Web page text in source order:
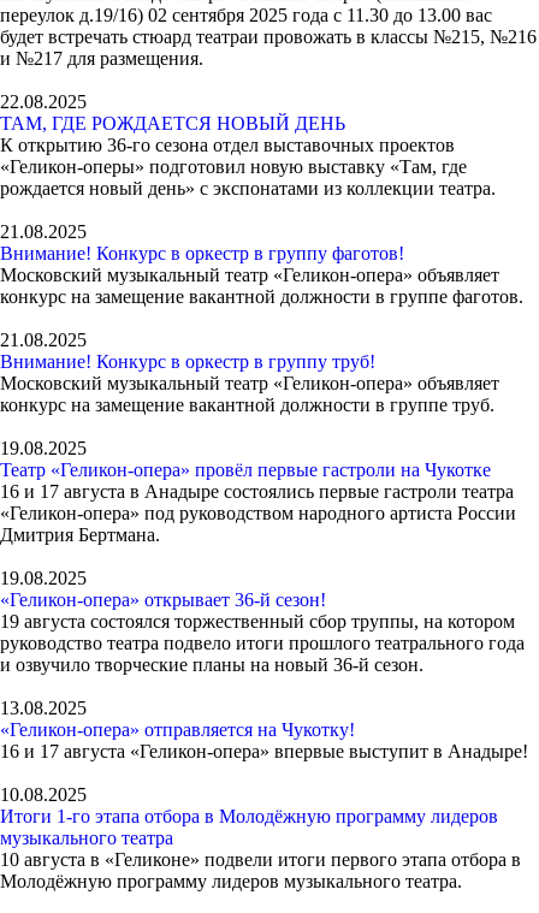
переулок д.19/16) 02 сентября 2025 года с 11.30 до 13.00 вас
будет встречать стюард театраи провожать в классы №215, №216
и №217 для размещения.
22.08.2025
ТАМ, ГДЕ РОЖДАЕТСЯ НОВЫЙ ДЕНЬ
К открытию 36-го сезона отдел выставочных проектов
«Геликон-оперы» подготовил новую выставку «Там, где
рождается новый день» с экспонатами из коллекции театра.
21.08.2025
Внимание! Конкурс в оркестр в группу фаготов!
Московский музыкальный театр «Геликон-опера» объявляет
конкурс на замещение вакантной должности в группе фаготов.
21.08.2025
Внимание! Конкурс в оркестр в группу труб!
Московский музыкальный театр «Геликон-опера» объявляет
конкурс на замещение вакантной должности в группе труб.
19.08.2025
Театр «Геликон-опера» провёл первые гастроли на Чукотке
16 и 17 августа в Анадыре состоялись первые гастроли театра
«Геликон-опера» под руководством народного артиста России
Дмитрия Бертмана.
19.08.2025
«Геликон-опера» открывает 36-й сезон!
19 августа состоялся торжественный сбор труппы, на котором
руководство театра подвело итоги прошлого театрального года
и озвучило творческие планы на новый 36-й сезон.
13.08.2025
«Геликон-опера» отправляется на Чукотку!
16 и 17 августа «Геликон-опера» впервые выступит в Анадыре!
10.08.2025
Итоги 1-го этапа отбора в Молодёжную программу лидеров
музыкального театра
10 августа в «Геликоне» подвели итоги первого этапа отбора в
Молодёжную программу лидеров музыкального театра.